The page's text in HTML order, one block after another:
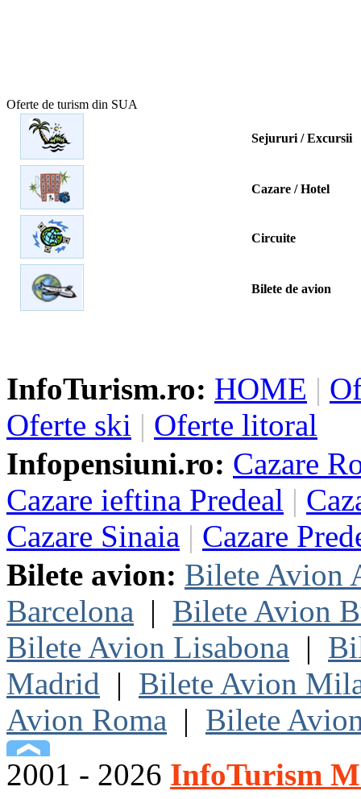
Oferte de turism din SUA
Sejururi / Excursii
Cazare / Hotel
Circuite
Bilete de avion
InfoTurism.ro: HOME |
Oferte ski | Oferte litoral
Infopensiuni.ro: Cazare
Cazare ieftina Predeal |
Cazare Sinaia | Cazare
Bilete avion: Bilete Avion
Barcelona | Bilete Avion
Bilete Avion Lisabona |
Madrid | Bilete Avion
Avion Roma | Bilete
2001 - 2026 InfoTurism